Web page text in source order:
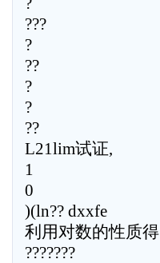
???
?
??
?
?
??
L21lim试证,
1
0
)(ln?? dxxfe
利用对数的性质得
???????